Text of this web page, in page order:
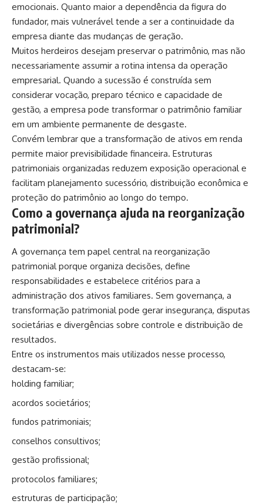
emocionais. Quanto maior a dependência da figura do
fundador, mais vulnerável tende a ser a continuidade da
empresa diante das mudanças de geração.
Muitos herdeiros desejam preservar o patrimônio, mas não
necessariamente assumir a rotina intensa da operação
empresarial. Quando a sucessão é construída sem
considerar vocação, preparo técnico e capacidade de
gestão, a empresa pode transformar o patrimônio familiar
em um ambiente permanente de desgaste.
Convém lembrar que a transformação de ativos em renda
permite maior previsibilidade financeira. Estruturas
patrimoniais organizadas reduzem exposição operacional e
facilitam planejamento sucessório, distribuição econômica e
proteção do patrimônio ao longo do tempo.
Como a governança ajuda na reorganização
patrimonial?
A governança tem papel central na reorganização
patrimonial porque organiza decisões, define
responsabilidades e estabelece critérios para a
administração dos ativos familiares. Sem governança, a
transformação patrimonial pode gerar insegurança, disputas
societárias e divergências sobre controle e distribuição de
resultados.
Entre os instrumentos mais utilizados nesse processo,
destacam-se:
holding familiar;
acordos societários;
fundos patrimoniais;
conselhos consultivos;
gestão profissional;
protocolos familiares;
estruturas de participação;